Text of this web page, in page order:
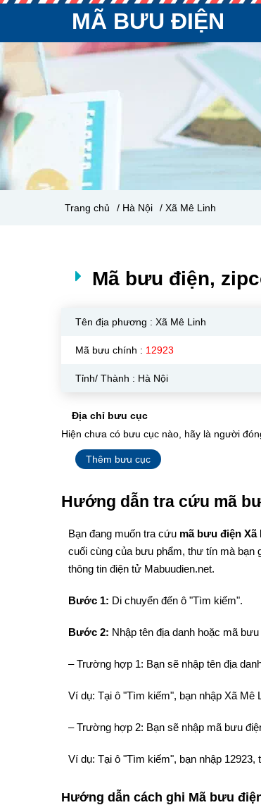
MÃ BƯU ĐIỆN
Trang chủ / Hà Nội / Xã Mê Linh
Mã bưu điện,
Tên địa phương : Xã Mê Linh
Mã bưu chính : 12923
Tỉnh/ Thành : Hà Nội
Địa chỉ bưu cục
Hiện chưa có bưu cục nào, hãy là người
Thêm bưu cục
Hướng dẫn tra cứu mã
Bạn đang muốn tra cứu mã bưu điện Xã
cuối cùng của bưu phẩm, thư tín mà bạn
thông tin điện tử Mabuudien.net.
Bước 1: Di chuyển đến ô "Tìm kiếm".
Bước 2: Nhập tên địa danh hoặc mã
– Trường hợp 1: Bạn sẽ nhập tên địa
Ví dụ: Tại ô "Tìm kiếm", bạn nhập Xã
– Trường hợp 2: Bạn sẽ nhập mã bưu
Ví dụ: Tại ô "Tìm kiếm", bạn nhập
Hướng dẫn cách ghi Mã bưu